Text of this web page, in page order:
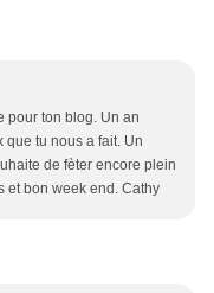
pour ton blog. Un an
tu nous a fait. Un
de fèter encore plein
et bon week end. Cathy